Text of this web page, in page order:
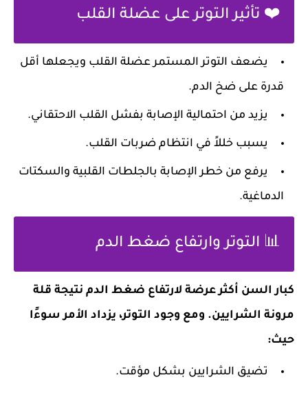
❤️ تأثير التوتر على عضلة القلب
يضعف التوتر المستمر عضلة القلب ويجعلها أقل
قدرة على ضخ الدم.
يزيد من احتمالية الإصابة بفشل القلب الاحتقاني.
يسبب خللاً في انتظام ضربات القلب.
يرفع من خطر الإصابة بالجلطات القلبية والسكتات
الدماغية.
📊 التوتر وارتفاع ضغط الدم
كبار السن أكثر عرضة لارتفاع ضغط الدم نتيجة قلة
مرونة الشرايين. ومع وجود التوتر، يزداد الأمر سوءًا
حيث:
تضيق الشرايين بشكل مؤقت.